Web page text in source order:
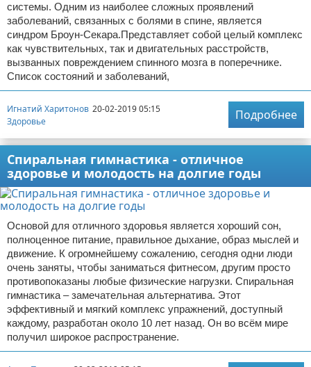
системы. Одним из наиболее сложных проявлений
заболеваний, связанных с болями в спине, является
синдром Броун-Секара.Представляет собой целый комплекс
как чувствительных, так и двигательных расстройств,
вызванных повреждением спинного мозга в поперечнике.
Список состояний и заболеваний,
Игнатий Харитонов 20-02-2019 05:15
Здоровье
Подробнее
Спиральная гимнастика - отличное
здоровье и молодость на долгие годы
Основой для отличного здоровья является хороший сон,
полноценное питание, правильное дыхание, образ мыслей и
движение. К огромнейшему сожалению, сегодня одни люди
очень заняты, чтобы заниматься фитнесом, другим просто
противопоказаны любые физические нагрузки. Спиральная
гимнастика – замечательная альтернатива. Этот
эффективный и мягкий комплекс упражнений, доступный
каждому, разработан около 10 лет назад. Он во всём мире
получил широкое распространение.